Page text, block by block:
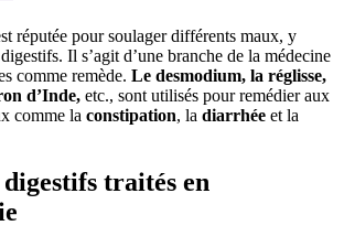
réputée pour soulager différents maux, y
Il s’agit d’une branche de la médecine
comme remède. Le desmodium, la réglisse,
d’Inde, etc., sont utilisés pour remédier aux
comme la constipation, la diarrhée et la
traités en